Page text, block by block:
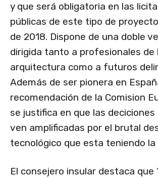
y que será obligatoria en las
públicas de este tipo de
de 2018. Dispone de una doble
dirigida tanto a profesionales de
arquitectura como a futuros
Además de ser pionera en
recomendación de la Comision
se justifica en que las
ven amplificadas por el brutal
tecnológico que esta teniendo la
El consejero insular destaca que